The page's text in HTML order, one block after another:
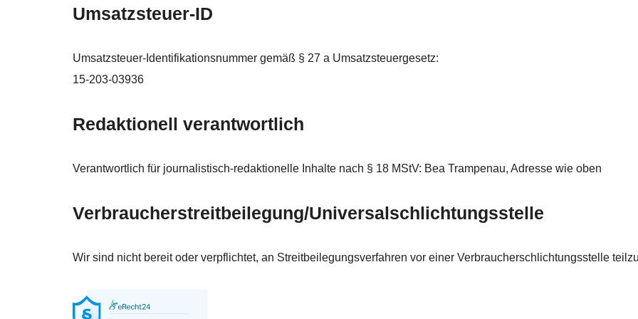
Umsatzsteuer-ID
Umsatzsteuer-Identifikationsnummer gemäß § 27 a Umsatzsteuergesetz:
15-203-03936
Redaktionell verantwortlich
Verantwortlich für journalistisch-redaktionelle Inhalte nach § 18 MStV: Bea Trampenau, Adresse wie oben
Verbraucher­streit­beilegung/Universal­schlichtungs­stelle
Wir sind nicht bereit oder verpflichtet, an Streitbeilegungsverfahren vor einer Verbraucherschlichtungsstelle